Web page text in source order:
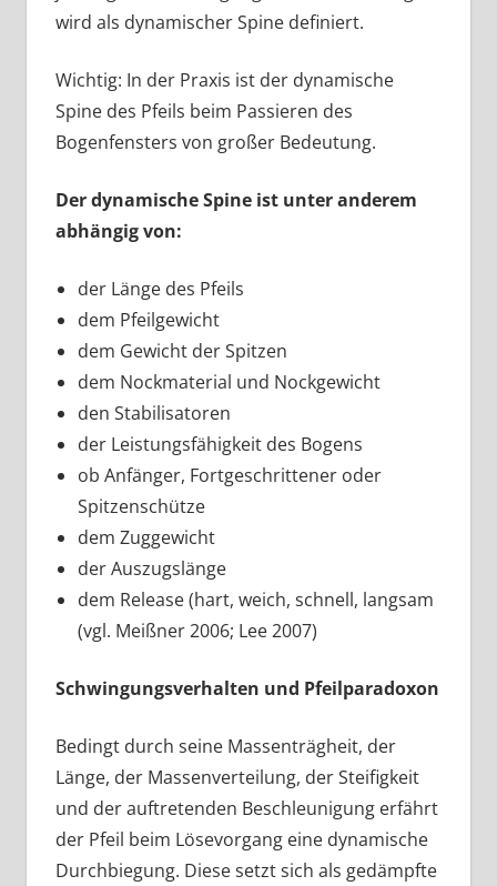
wird als dynamischer Spine definiert.
Wichtig: In der Praxis ist der dynamische
Spine des Pfeils beim Passieren des
Bogenfensters von großer Bedeutung.
Der dynamische Spine ist unter anderem
abhängig von:
der Länge des Pfeils
dem Pfeilgewicht
dem Gewicht der Spitzen
dem Nockmaterial und Nockgewicht
den Stabilisatoren
der Leistungsfähigkeit des Bogens
ob Anfänger, Fortgeschrittener oder
Spitzenschütze
dem Zuggewicht
der Auszugslänge
dem Release (hart, weich, schnell, langsam
(vgl. Meißner 2006; Lee 2007)
Schwingungsverhalten und Pfeilparadoxon
Bedingt durch seine Massenträgheit, der
Länge, der Massenverteilung, der Steifigkeit
und der auftretenden Beschleunigung erfährt
der Pfeil beim Lösevorgang eine dynamische
Durchbiegung. Diese setzt sich als gedämpfte